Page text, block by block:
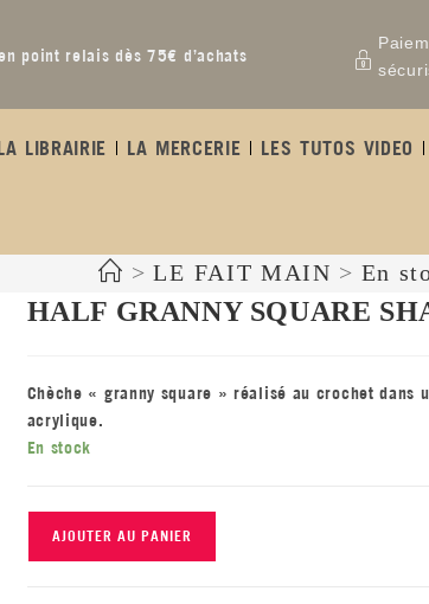
en point relais dès 75€ d’achats
LIBRAIRIE LA MERCERIE
LES TUTOS VIDEO
> LE FAIT MAIN > En
HALF GRANNY SQUARE
Chèche « granny square » réalisé au crochet
acrylique.
En stock
AJOUTER AU PANIER